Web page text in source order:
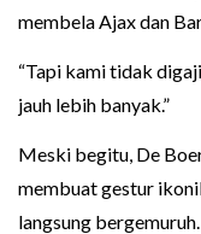
membela Ajax dan
“Tapi kami tidak
jauh lebih banyak.”
Meski begitu, De
membuat gestur
langsung